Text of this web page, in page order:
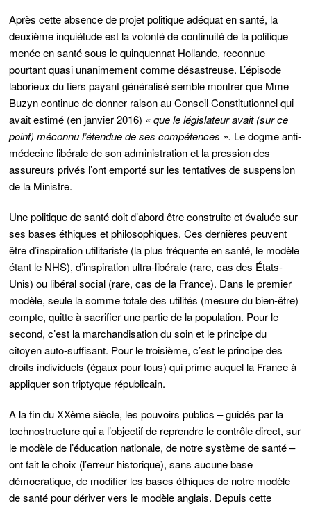
Après cette absence de projet politique adéquat en santé, la
deuxième inquiétude est la volonté de continuité de la politique
menée en santé sous le quinquennat Hollande, reconnue
pourtant quasi unanimement comme désastreuse. L’épisode
laborieux du tiers payant généralisé semble montrer que Mme
Buzyn continue de donner raison au Conseil Constitutionnel qui
avait estimé (en janvier 2016) « que le législateur avait (sur ce
point) méconnu l’étendue de ses compétences ». Le dogme anti-
médecine libérale de son administration et la pression des
assureurs privés l’ont emporté sur les tentatives de suspension
de la Ministre.
Une politique de santé doit d’abord être construite et évaluée sur
ses bases éthiques et philosophiques. Ces dernières peuvent
être d’inspiration utilitariste (la plus fréquente en santé, le modèle
étant le NHS), d’inspiration ultra-libérale (rare, cas des États-
Unis) ou libéral social (rare, cas de la France). Dans le premier
modèle, seule la somme totale des utilités (mesure du bien-être)
compte, quitte à sacrifier une partie de la population. Pour le
second, c’est la marchandisation du soin et le principe du
citoyen auto-suffisant. Pour le troisième, c’est le principe des
droits individuels (égaux pour tous) qui prime auquel la France à
appliquer son triptyque républicain.
A la fin du XXème siècle, les pouvoirs publics – guidés par la
technostructure qui a l’objectif de reprendre le contrôle direct, sur
le modèle de l’éducation nationale, de notre système de santé –
ont fait le choix (l’erreur historique), sans aucune base
démocratique, de modifier les bases éthiques de notre modèle
de santé pour dériver vers le modèle anglais. Depuis cette